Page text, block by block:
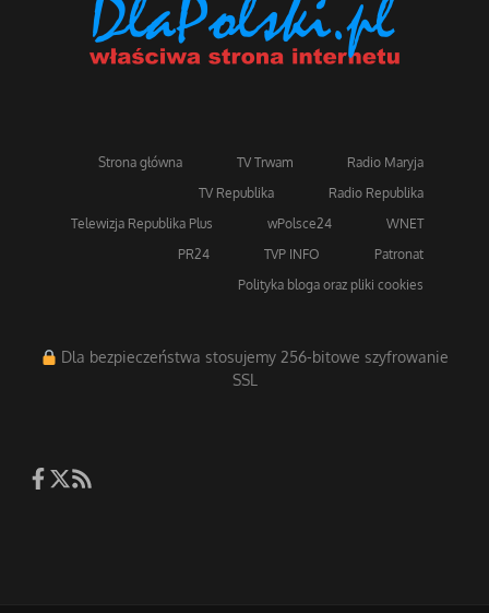
Strona główna TV Trwam
Radio Maryja
TV Republika
Radio Republika
Telewizja Republika Plus
wPolsce24
WNET
PR24
TVP INFO
Patronat
Polityka bloga oraz pliki cookies
Dla bezpieczeństwa stosujemy 256-bitowe szyfrowanie
SSL